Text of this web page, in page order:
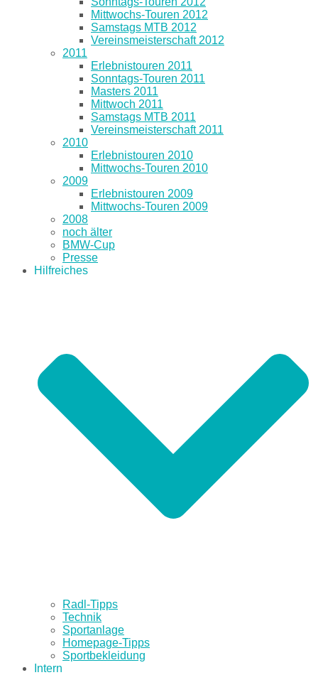
Mittwochs-Touren 2012
Samstags MTB 2012
Vereinsmeisterschaft 2012
2011
Erlebnistouren 2011
Sonntags-Touren 2011
Masters 2011
Mittwoch 2011
Samstags MTB 2011
Vereinsmeisterschaft 2011
2010
Erlebnistouren 2010
Mittwochs-Touren 2010
2009
Erlebnistouren 2009
Mittwochs-Touren 2009
2008
noch älter
BMW-Cup
Presse
Hilfreiches
Radl-Tipps
Technik
Sportanlage
Homepage-Tipps
Sportbekleidung
Intern